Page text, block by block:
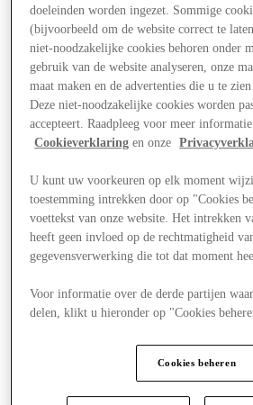
Aanbiedingen
doeleinden worden ingezet. Sommige
(bijvoorbeeld om de website correct te
niet-noodzakelijke cookies behoren onder
gebruik van de website analyseren, onze
maat maken en de advertenties die u te
Deze niet-noodzakelijke cookies worden
accepteert. Raadpleeg voor meer
Cookieverklaring en onze
U kunt uw voorkeuren op elk moment
toestemming intrekken door op "Cookies
voettekst van onze website. Het intrekken
heeft geen invloed op de rechtmatigheid
gegevensverwerking die tot dat moment
Voor informatie over de derde partijen
delen, klikt u hieronder op "Cookies
Cookies beheren